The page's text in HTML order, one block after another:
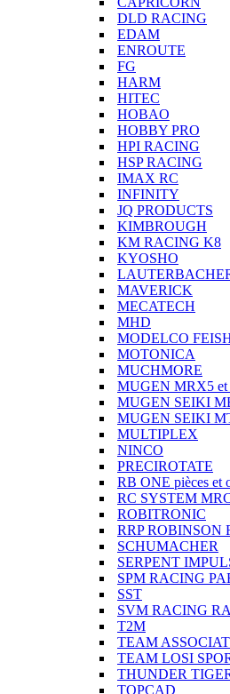
DLD RACING
EDAM
ENROUTE
FG
HARM
HITEC
HOBAO
HOBBY PRO
HPI RACING
HSP RACING
IMAX RC
INFINITY
JQ PRODUCTS
KIMBROUGH
KM RACING K8
KYOSHO
MAVERICK
MECATECH
MHD
MODELCO
MOTONICA
MUCHMORE
MUGEN MRX5
MUGEN SEIKI
MUGEN SEIKI
MULTIPLEX
NINCO
PRECIROTATE
RB ONE pièces et
RC SYSTEM
ROBITRONIC
RRP ROBINSON
SCHUMACHER
SERPENT
SPM RACING
SST
SVM RACING
T2M
TEAM
TEAM LOSI
THUNDER
TOPCAD